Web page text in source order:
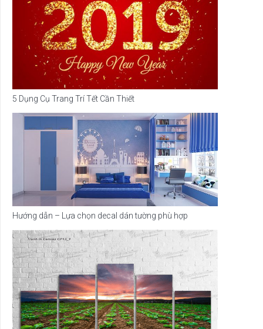
5 Dụng Cụ Trang Trí Tết Cần Thiết
Hướng dẫn – Lựa chọn decal dán tường phù hợp